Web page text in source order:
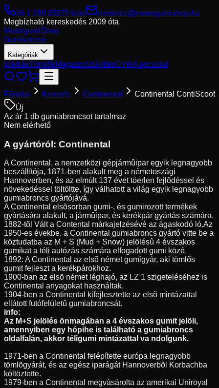
06 1 280 6567Hívás
rendeles@motorgumishop.hu
Megbízható kereskedés 2009 óta
MotorgumiShop
Gumikereső
Kategóriák
MárkákTömlőkMagazinSzállításGYIKKapcsolat
Főoldal Keresés Continental
Continental ContiScoot
Új
Az ár 1 db gumiabroncsot tartalmaz
Nem elérhető
A gyártóról: Continental
A Continental, a nemzetközi gépjármûipar egyik legnagyobb
beszállítója, 1871-ben alakult meg a németoszági
Hannoverben, és az elmúlt 137 évet töerlen fejlõdéssel és
növekedéssel töltöltte, így válhatott a világ egyik legnagyobb
gumiabroncs gyártójává.
A Continental elsõsorban gumi-, és gumirozott termékek
gyártására alakult, a jármûipar, és kerékpár gyártás számára.
1882-tõl Vált a Contental márkajelzésévé az ágaskodó ló.Az
1950-es évekbe, a Continental gumiabroncs gyártó vitte be a
köztudatba az M + S (Mud + Snow) jelölésû 4 évszakos
gumikat a téli autózás számára elfogadott gumi közé.
1892: A Continental az elsõ német gumigyár, aki tömlõs
gumit fejleszt a kerékpárokhoz.
1900-ban az elsõ német léghajó, az LZ 1 szigeteléséhez is
Continental anyagokat használtak.
1904-ben a Continental kifejlesztette az elsõ mintázattal
ellátott futófelületû gumiabroncsát.
info:
Az M+S jelölés önmagában a 4 évszakos gumit jelöli,
amennyiben egy hópihe is található a gumiabroncs
oldalfalán, akkor téligumi mintázattal va ndolgunk.
1971-ben a Continental felépítette európa legnagyobb
tömlõgyárát, és az egész iparágát Hannoverbõl Korbachba
költöztette.
1979-ben a Continental megvásárolta az amerikai Uniroyal